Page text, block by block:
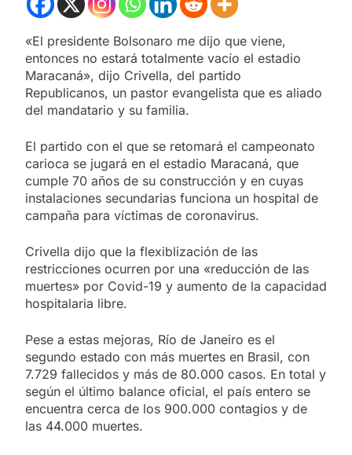
«El presidente Bolsonaro me dijo que viene,
entonces no estará totalmente vacío el estadio
Maracaná», dijo Crivella, del partido
Republicanos, un pastor evangelista que es aliado
del mandatario y su familia.
El partido con el que se retomará el campeonato
carioca se jugará en el estadio Maracaná, que
cumple 70 años de su construcción y en cuyas
instalaciones secundarias funciona un hospital de
campaña para víctimas de coronavirus.
Crivella dijo que la flexiblización de las
restricciones ocurren por una «reducción de las
muertes» por Covid-19 y aumento de la capacidad
hospitalaria libre.
Pese a estas mejoras, Río de Janeiro es el
segundo estado con más muertes en Brasil, con
7.729 fallecidos y más de 80.000 casos. En total y
según el último balance oficial, el país entero se
encuentra cerca de los 900.000 contagios y de
las 44.000 muertes.